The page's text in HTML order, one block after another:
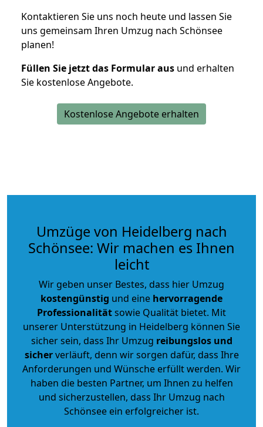
Kontaktieren Sie uns noch heute und lassen Sie
uns gemeinsam Ihren Umzug nach Schönsee
planen!
Füllen Sie jetzt das Formular aus und erhalten
Sie kostenlose Angebote.
Kostenlose Angebote erhalten
Umzüge von Heidelberg nach
Schönsee: Wir machen es Ihnen
leicht
Wir geben unser Bestes, dass hier Umzug
kostengünstig und eine hervorragende
Professionalitätsowie Qualität bietet. Mit
unserer Unterstützung in Heidelberg können Sie
sicher sein, dass Ihr Umzug reibungslos und
sicherverläuft, denn wir sorgen dafür, dass Ihre
Anforderungen und Wünsche erfüllt werden. Wir
haben die besten Partner, um Ihnen zu helfen
und sicherzustellen, dass Ihr Umzug nach
Schönsee ein erfolgreicher ist.